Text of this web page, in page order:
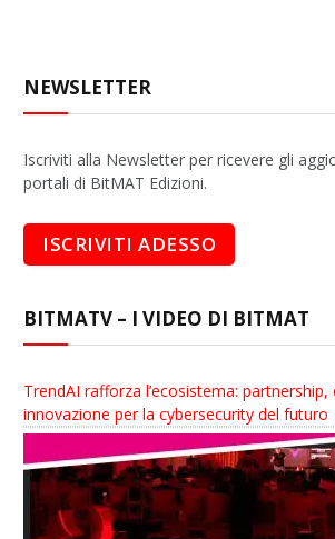
NEWSLETTER
Iscriviti alla Newsletter per ricevere gli
portali di BitMAT Edizioni.
BITMATV – I VIDEO DI BITMAT
TrendAI rafforza l’ecosistema:
innovazione per la cybersecurity del futuro